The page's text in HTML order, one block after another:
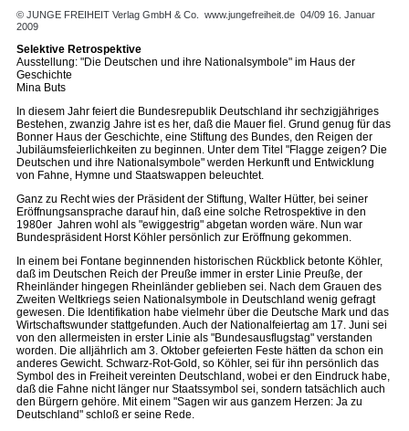
© JUNGE FREIHEIT Verlag GmbH & Co. www.jungefreiheit.de 04/09 16. Januar
2009
Selektive Retrospektive
Ausstellung: "Die Deutschen und ihre Nationalsymbole" im Haus der
Geschichte
Mina Buts
In diesem Jahr feiert die Bundesrepublik Deutschland ihr sechzigjähriges
Bestehen, zwanzig Jahre ist es her, daß die Mauer fiel. Grund genug für das
Bonner Haus der Geschichte, eine Stiftung des Bundes, den Reigen der
Jubiläumsfeierlichkeiten zu beginnen. Unter dem Titel "Flagge zeigen? Die
Deutschen und ihre Nationalsymbole" werden Herkunft und Entwicklung
von Fahne, Hymne und Staatswappen beleuchtet.
Ganz zu Recht wies der Präsident der Stiftung, Walter Hütter, bei seiner
Eröffnungsansprache darauf hin, daß eine solche Retrospektive in den
1980er Jahren wohl als "ewiggestrig" abgetan worden wäre. Nun war
Bundespräsident Horst Köhler persönlich zur Eröffnung gekommen.
In einem bei Fontane beginnenden historischen Rückblick betonte Köhler,
daß im Deutschen Reich der Preuße immer in erster Linie Preuße, der
Rheinländer hingegen Rheinländer geblieben sei. Nach dem Grauen des
Zweiten Weltkriegs seien Nationalsymbole in Deutschland wenig gefragt
gewesen. Die Identifikation habe vielmehr über die Deutsche Mark und das
Wirtschaftswunder stattgefunden. Auch der Nationalfeiertag am 17. Juni sei
von den allermeisten in erster Linie als "Bundesausflugstag" verstanden
worden. Die alljährlich am 3. Oktober gefeierten Feste hätten da schon ein
anderes Gewicht. Schwarz-Rot-Gold, so Köhler, sei für ihn persönlich das
Symbol des in Freiheit vereinten Deutschland, wobei er den Eindruck habe,
daß die Fahne nicht länger nur Staatssymbol sei, sondern tatsächlich auch
den Bürgern gehöre. Mit einem "Sagen wir aus ganzem Herzen: Ja zu
Deutschland" schloß er seine Rede.